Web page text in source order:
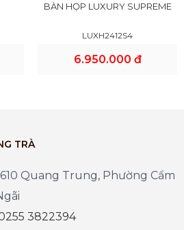
BÀN HỌP LUXURY SUPREME
LUXH2412S4
6.950.000 đ
TRÀ
Quang Trung, Phường Cẩm
3822394